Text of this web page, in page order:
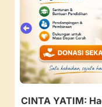
CINTA YATIM: